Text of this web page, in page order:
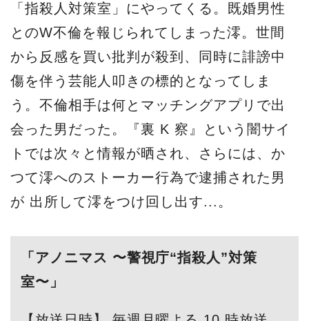
「指殺人対策室」にやってくる。既婚男性
とのW不倫を報じられてしまった澪。世間
から反感を買い批判が殺到、同時に誹謗中
傷を伴う芸能人叩きの標的となってしま
う。不倫相手は何とマッチングアプリで出
会った男だった。『裏 K 察』という闇サイ
トでは次々と情報が晒され、さらには、か
つて澪へのストーカー行為で逮捕された男
が 出所して澪をつけ回し出す...。
「アノニマス 〜警視庁“指殺人”対策
室〜」